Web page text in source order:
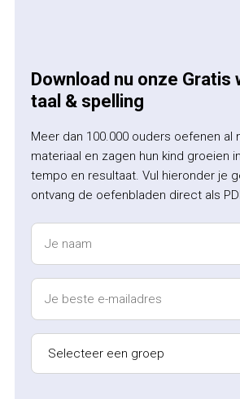
Download nu onze Gratis
taal & spelling
Meer dan 100.000 ouders oefenen al
materiaal en zagen hun kind groeien
tempo en resultaat. Vul hieronder je
ontvang de oefenbladen direct als